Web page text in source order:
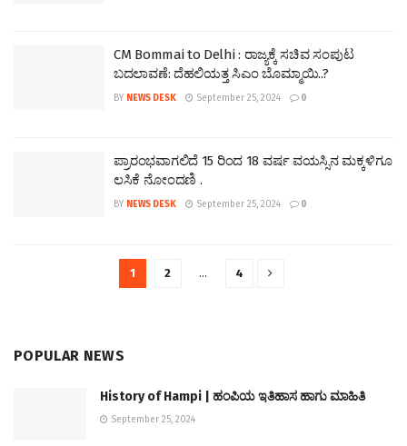
CM Bommai to Delhi : ರಾಜ್ಯಕ್ಕೆ ಸಚಿವ ಸಂಪುಟ
ಬದಲಾವಣೆ: ದೆಹಲಿಯತ್ತ ಸಿಎಂ ಬೊಮ್ಮಾಯಿ..?
BY NEWS DESK September 25, 2024 0
ಪ್ರಾರಂಭವಾಗಲಿದೆ 15 ರಿಂದ 18 ವರ್ಷ ವಯಸ್ಸಿನ ಮಕ್ಕಳಿಗೂ
ಲಸಿಕೆ ನೋಂದಣಿ .
BY NEWS DESK September 25, 2024 0
1 2 … 4
POPULAR NEWS
History of Hampi | ಹಂಪಿಯ ಇತಿಹಾಸ ಹಾಗು ಮಾಹಿತಿ
September 25, 2024